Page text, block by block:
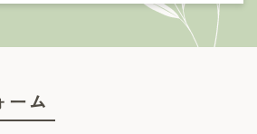
ーム